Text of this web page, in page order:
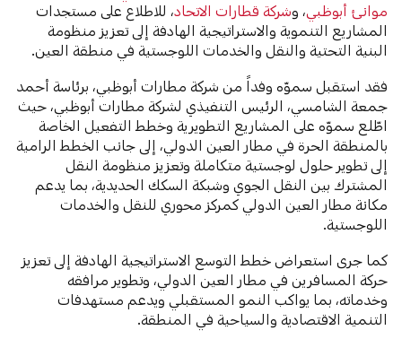
موانئ أبوظبي، وشركة قطارات الاتحاد، للاطلاع على مستجدات
المشاريع التنموية والاستراتيجية الهادفة إلى تعزيز منظومة
البنية التحتية والنقل والخدمات اللوجستية في منطقة العين.
فقد استقبل سموّه وفداً من شركة مطارات أبوظبي، برئاسة أحمد
جمعة الشامسي، الرئيس التنفيذي لشركة مطارات أبوظبي، حيث
اطّلع سموّه على المشاريع التطويرية وخطط التفعيل الخاصة
بالمنطقة الحرة في مطار العين الدولي، إلى جانب الخطط الرامية
إلى تطوير حلول لوجستية متكاملة وتعزيز منظومة النقل
المشترك بين النقل الجوي وشبكة السكك الحديدية، بما يدعم
مكانة مطار العين الدولي كمركز محوري للنقل والخدمات
اللوجستية.
كما جرى استعراض خطط التوسع الاستراتيجية الهادفة إلى تعزيز
حركة المسافرين في مطار العين الدولي، وتطوير مرافقه
وخدماته، بما يواكب النمو المستقبلي ويدعم مستهدفات
التنمية الاقتصادية والسياحية في المنطقة.